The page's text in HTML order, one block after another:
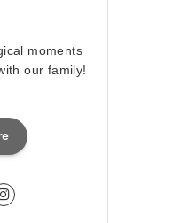
moments
our family!